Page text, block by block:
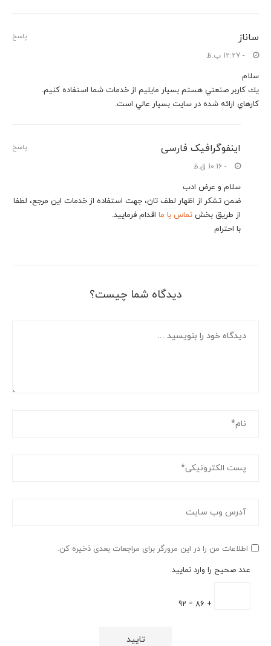
ساناز
- 12:27 ب.ظ
سلام
يك كاربر صنعتي هستم بسيار مايليم از خدمات شما استفاده كنيم.
كارهاي ارائه شده در سايت بسيار عالي است.
پاسخ
اینفوگرافیک فارسی
- 10:16 ق.ظ
سلام و عرض ادب
ضمن تشکر از اظهار لطف تان، جهت استفاده از خدمات این مرجع، لطفا
از طریق بخش تماس با ما اقدام فرمایید.
با احترام
پاسخ
دیدگاه شما چیست؟
اطلاعات من را در این مرورگر برای مراجعات بعدی ذخیره کن.
عدد صحیح را وارد نمایید
+ 86 = 92